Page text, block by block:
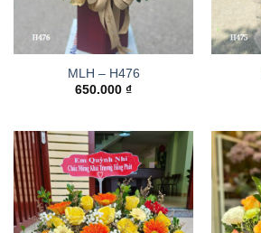
MLH – H476
650.000 ₫